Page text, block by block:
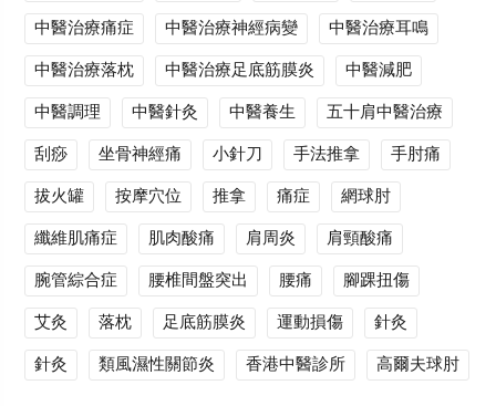
中醫治療痛症
中醫治療神經病變
中醫治療耳鳴
中醫治療落枕
中醫治療足底筋膜炎
中醫減肥
中醫調理
中醫針灸 中醫養生
五十肩中醫治療
刮痧
坐骨神經痛 小針刀 手法推拿
手肘痛
拔火罐
按摩穴位 推拿 痛症
網球肘
纖維肌痛症
肌肉酸痛 肩周炎
肩頸酸痛
腕管綜合症
腰椎間盤突出 腰痛
腳踝扭傷
艾灸
落枕 足底筋膜炎 運動損傷
針灸
針灸
類風濕性關節炎 香港中醫診所 高爾夫球肘